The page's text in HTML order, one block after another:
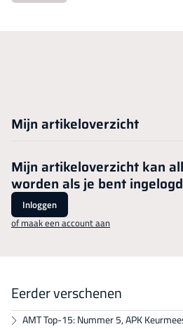
Mijn artikeloverzicht
Mijn artikeloverzicht kan
worden als je bent
Inloggen
of maak een account aan
Eerder verschenen
AMT Top-15: Nummer 5, APK